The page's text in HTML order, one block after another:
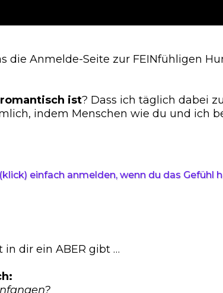
die Anmelde-Seite zur FEINfühligen
ist? Dass ich täglich dabei
indem Menschen wie du und ich
einfach anmelden, wenn du das Gefühl
in dir ein ABER gibt …